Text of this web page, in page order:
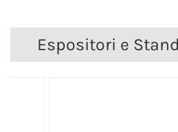
Espositori e